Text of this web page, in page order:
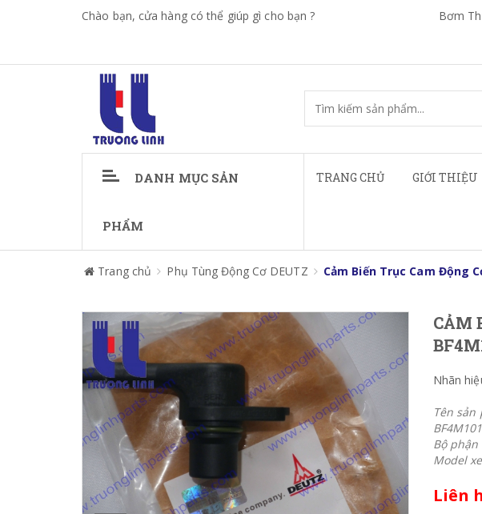
Chào bạn, cửa hàng có thể giúp gì cho bạn ? Bơm
DANH MỤC SẢN
PHẨM
TRANG CHỦ GIỚI THIỆU
Trang chủ Phụ Tùng Động Cơ DEUTZ Cảm Biến Trục Cam Động
CẢM
Nhãn
Tên sản
Bộ
Model
Liên